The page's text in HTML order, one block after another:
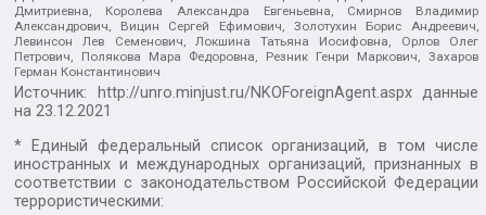
Дмитриевна, Королева Александра Евгеньевна, Смирнов Владимир
Александрович, Вицин Сергей Ефимович, Золотухин Борис Андреевич,
Левинсон Лев Семенович, Локшина Татьяна Иосифовна, Орлов Олег
Петрович, Полякова Мара Федоровна, Резник Генри Маркович, Захаров
Герман Константинович
Источник: http://unro.minjust.ru/NKOForeignAgent.aspxданные
на23.12.2021
* Единый федеральный список организаций, в том числе
иностранных и международных организаций, признанных в
соответствии с законодательством Российской Федерации
террористическими: